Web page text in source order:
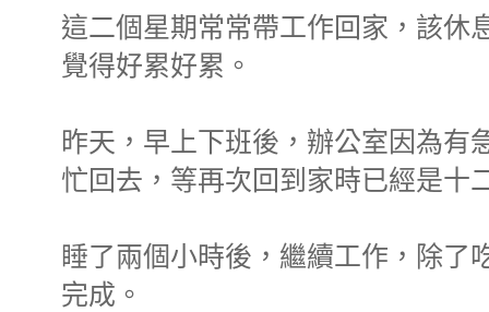
這二個星期常常帶工作回家，該休
覺得好累好累。
昨天，早上下班後，辦公室因為有
忙回去，等再次回到家時已經是十
睡了兩個小時後，繼續工作，除了
完成。